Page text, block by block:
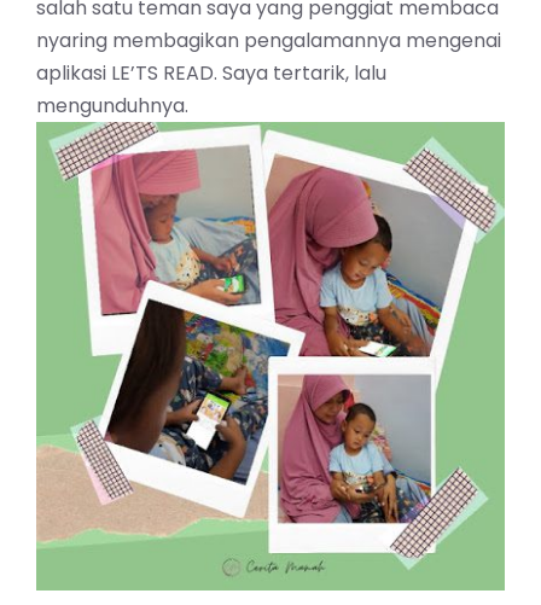
salah satu teman saya yang penggiat membaca
nyaring membagikan pengalamannya mengenai
aplikasi LE’TS READ. Saya tertarik, lalu
mengunduhnya.